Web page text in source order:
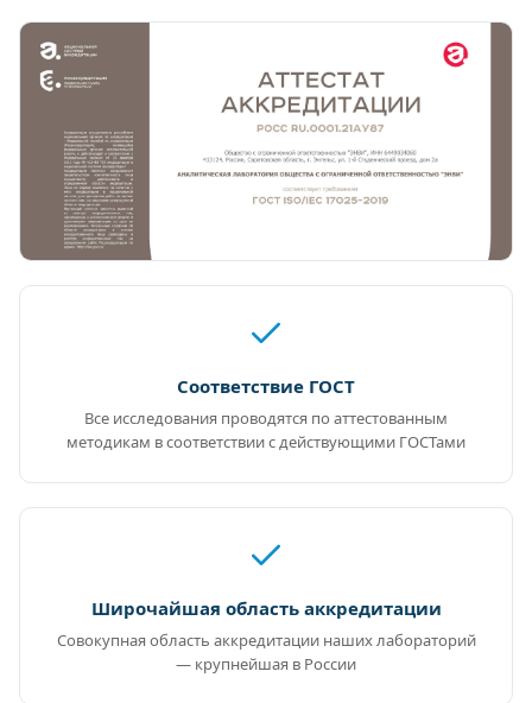
Соответствие ГОСТ
Все исследования проводятся по аттестованным
методикам в соответствии с действующими ГОСТами
Широчайшая область аккредитации
Совокупная область аккредитации наших лабораторий
— крупнейшая в России